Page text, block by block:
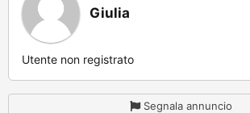
Giulia
Utente non registrato
Segnala annuncio